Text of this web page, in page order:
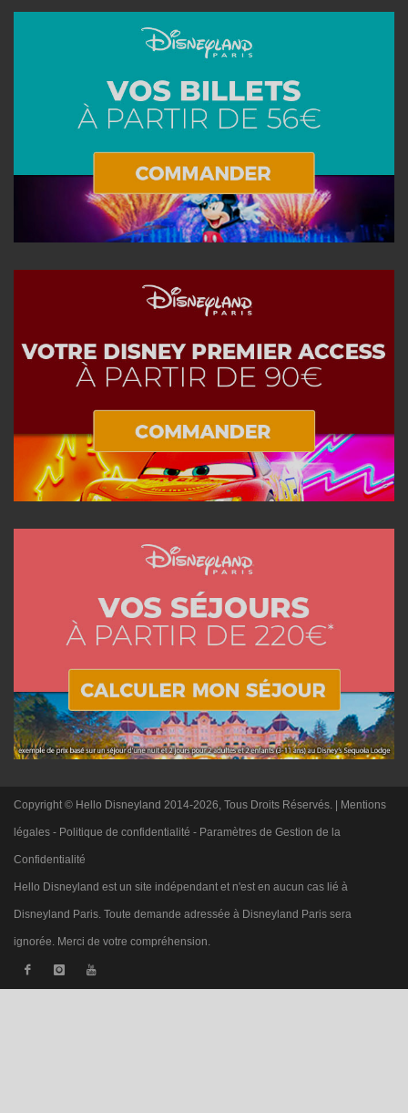
Copyright © Hello Disneyland 2014-2026, Tous Droits Réservés. | Mentions
légales - Politique de confidentialité - Paramètres de Gestion de la
Confidentialité
Hello Disneyland est un site indépendant et n'est en aucun cas lié à
Disneyland Paris. Toute demande adressée à Disneyland Paris sera
ignorée. Merci de votre compréhension.